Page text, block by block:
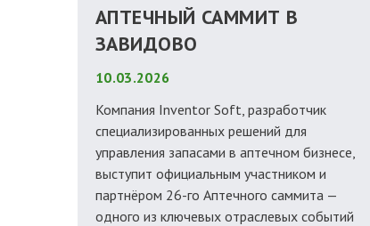
АПТЕЧНЫЙ САММИТ В
ЗАВИДОВО
10.03.2026
Компания Inventor Soft, разработчик
специализированных решений для
управления запасами в аптечном бизнесе,
выступит официальным участником и
партнёром 26-го Аптечного саммита —
одного из ключевых отраслевых событий